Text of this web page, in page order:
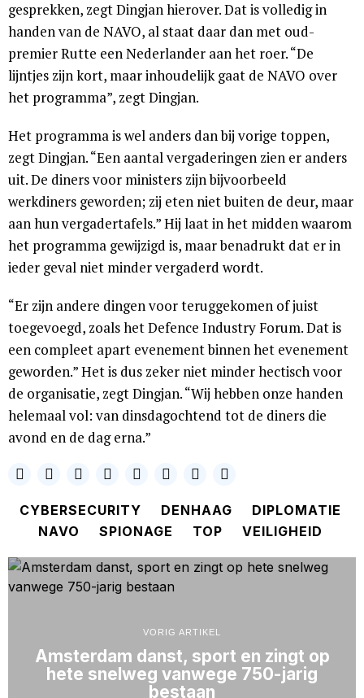
gesprekken, zegt Dingjan hierover. Dat is volledig in
handen van de NAVO, al staat daar dan met oud-
premier Rutte een Nederlander aan het roer. “De
lijntjes zijn kort, maar inhoudelijk gaat de NAVO over
het programma”, zegt Dingjan.
Het programma is wel anders dan bij vorige toppen,
zegt Dingjan. “Een aantal vergaderingen zien er anders
uit. De diners voor ministers zijn bijvoorbeeld
werkdiners geworden; zij eten niet buiten de deur, maar
aan hun vergadertafels.” Hij laat in het midden waarom
het programma gewijzigd is, maar benadrukt dat er in
ieder geval niet minder vergaderd wordt.
“Er zijn andere dingen voor teruggekomen of juist
toegevoegd, zoals het Defence Industry Forum. Dat is
een compleet apart evenement binnen het evenement
geworden.” Het is dus zeker niet minder hectisch voor
de organisatie, zegt Dingjan. “Wij hebben onze handen
helemaal vol: van dinsdagochtend tot de diners die
avond en de dag erna.”
CYBERSECURITY DENHAAG
DIPLOMATIE
NAVO
SPIONAGE TOP VEILIGHEID
VORIG ARTIKEL
Amsterdam danst, sport en zingt op
hete snelweg vanwege 750-jarig
bestaan